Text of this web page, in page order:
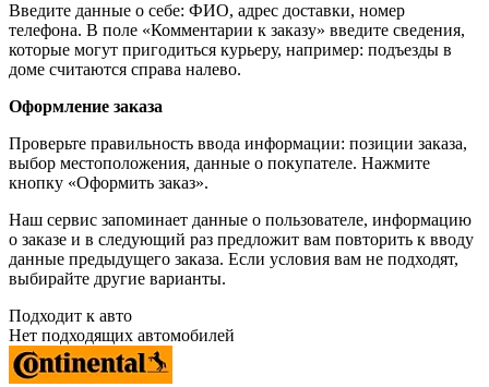
Введите данные о себе: ФИО, адрес доставки, номер
телефона. В поле «Комментарии к заказу» введите сведения,
которые могут пригодиться курьеру, например: подъезды в
доме считаются справа налево.
Оформление заказа
Проверьте правильность ввода информации: позиции заказа,
выбор местоположения, данные о покупателе. Нажмите
кнопку «Оформить заказ».
Наш сервис запоминает данные о пользователе, информацию
о заказе и в следующий раз предложит вам повторить к вводу
данные предыдущего заказа. Если условия вам не подходят,
выбирайте другие варианты.
Подходит к авто
Нет подходящих автомобилей